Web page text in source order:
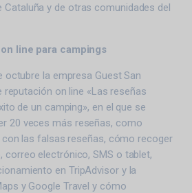
Cataluña y de otras comunidades del
line para campings
octubre la empresa Guest San
reputación on line «Las reseñas
de un camping», en el que se
20 veces más reseñas, como
las falsas reseñas, cómo recoger
correo electrónico, SMS o tablet,
en TripAdvisor y la
y Google Travel y cómo